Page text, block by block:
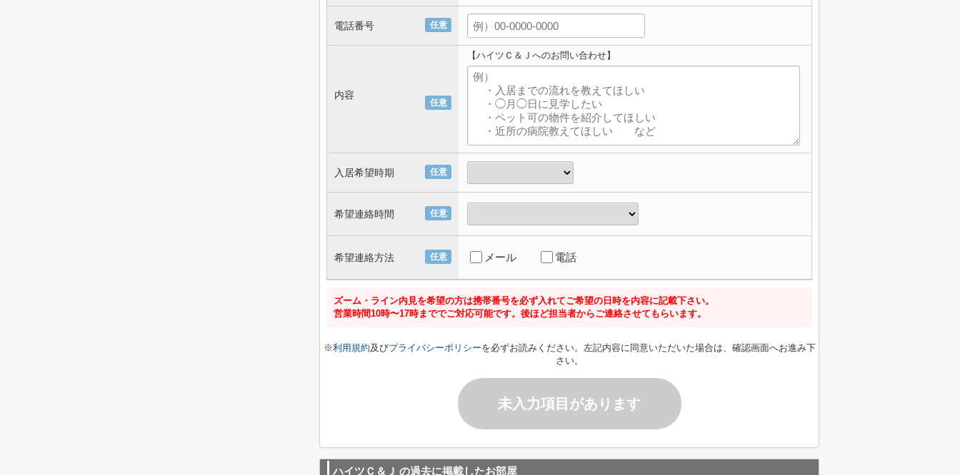
任意
電話番号
任意
内容
【ハイツＣ＆Ｊへのお問い合わせ】
任意
入居希望時期
任意
希望連絡時間
任意
希望連絡方法 メール 電話
ズーム・ライン内見を希望の方は携帯番号を必ず入れてご希望の日時を内容に記載下さい。
営業時間10時〜17時まででご対応可能です。後ほど担当者からご連絡させてもらいます。
※利用規約及びプライバシーポリシーを必ずお読みください。左記内容に同意いただいた場合は、確認画面へお進み下
さい。
未入力項目があります
ハイツＣ＆Ｊ の過去に掲載したお部屋